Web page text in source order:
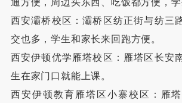
西安灞桥校区：灞桥区纺正街与纺三
交也多，学生和家长来回跑方便。
西安伊顿优学雁塔校区：雁塔区长安
生在家门口就能上课。
西安伊顿教育雁塔区小寨校区：雁